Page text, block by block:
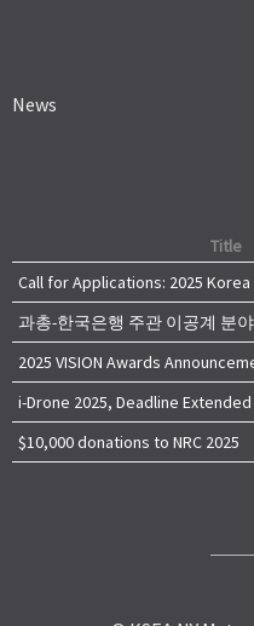
News
Title
2025 VISION Awards
$10,000 donations to NRC 2025